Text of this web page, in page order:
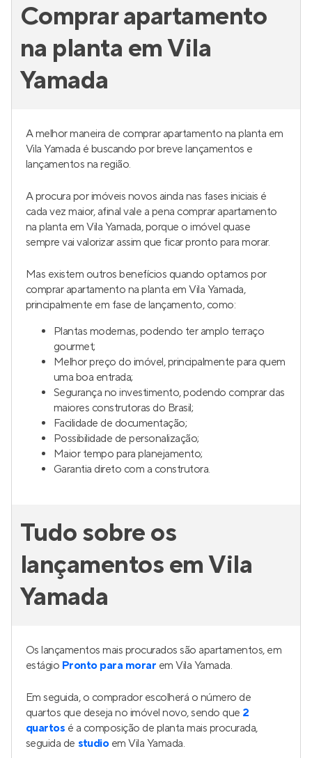
Comprar apartamento
na planta em Vila
Yamada
A melhor maneira de comprar apartamento na planta em
Vila Yamada é buscando por breve lançamentos e
lançamentos na região.
A procura por imóveis novos ainda nas fases iniciais é
cada vez maior, afinal vale a pena comprar apartamento
na planta em Vila Yamada, porque o imóvel quase
sempre vai valorizar assim que ficar pronto para morar.
Mas existem outros benefícios quando optamos por
comprar apartamento na planta em Vila Yamada,
principalmente em fase de lançamento, como:
Plantas modernas, podendo ter amplo terraço
gourmet;
Melhor preço do imóvel, principalmente para quem
uma boa entrada;
Segurança no investimento, podendo comprar das
maiores construtoras do Brasil;
Facilidade de documentação;
Possibilidade de personalização;
Maior tempo para planejamento;
Garantia direto com a construtora.
Tudo sobre os
lançamentos em Vila
Yamada
Os lançamentos mais procurados são apartamentos, em
estágio Pronto para morar em Vila Yamada.
Em seguida, o comprador escolherá o número de
quartos que deseja no imóvel novo, sendo que 2
quartos é a composição de planta mais procurada,
seguida de studioem Vila Yamada.